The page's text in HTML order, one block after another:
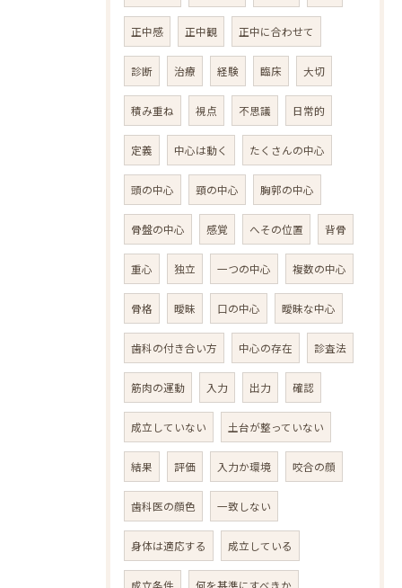
正中感 正中観 正中に合わせて
診断 治療 経験 臨床 大切
積み重ね 視点 不思議 日常的
定義 中心は動く たくさんの中心
頭の中心 頸の中心 胸郭の中心
骨盤の中心 感覚 へその位置 背骨
重心 独立 一つの中心 複数の中心
骨格 曖昧 口の中心 曖昧な中心
歯科の付き合い方 中心の存在 診査法
筋肉の運動 入力 出力 確認
成立していない 土台が整っていない
結果 評価 入力か環境 咬合の顔
歯科医の顔色 一致しない
身体は適応する 成立している
成立条件 何を基準にすべきか